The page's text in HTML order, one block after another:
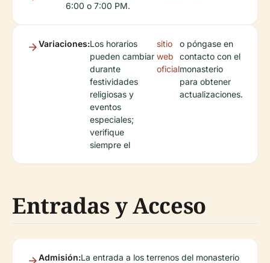
6:00 o 7:00 PM.
Variaciones:Los horarios
pueden cambiar
durante
festividades
religiosas y
eventos
especiales;
verifique
siempre el
sitio
web
oficial
o póngase en
contacto con el
monasterio
para obtener
actualizaciones.
Entradas y Acceso
Admisión:La entrada a los terrenos del monasterio